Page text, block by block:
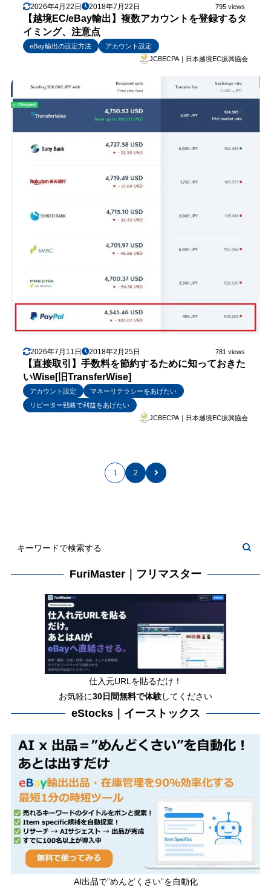
2026年4月22日 2018年7月22日 795 views
【越境EC/eBay輸出】複数アカウントを登録するタ
イミング、注意点
eBay輸出の設定方法
アカウント設定
JCBECPA｜日本越境EC振興協会
2026年7月11日 2018年2月25日 781 views
【直接取引】手数料を節約するために知っておきた
いWise[旧TransferWise]
アカウント設定
マネーリテラシーをあげたい
リピーター戦略で利益をあげたい
JCBECPA｜日本越境EC振興協会
1 2
FuriMaster｜フリマスター
仕入元URLを貼るだけ！
お気軽に30日間無料で体験してください
eStocks｜イーストックス
AI出品で”めんどくさい”を自動化